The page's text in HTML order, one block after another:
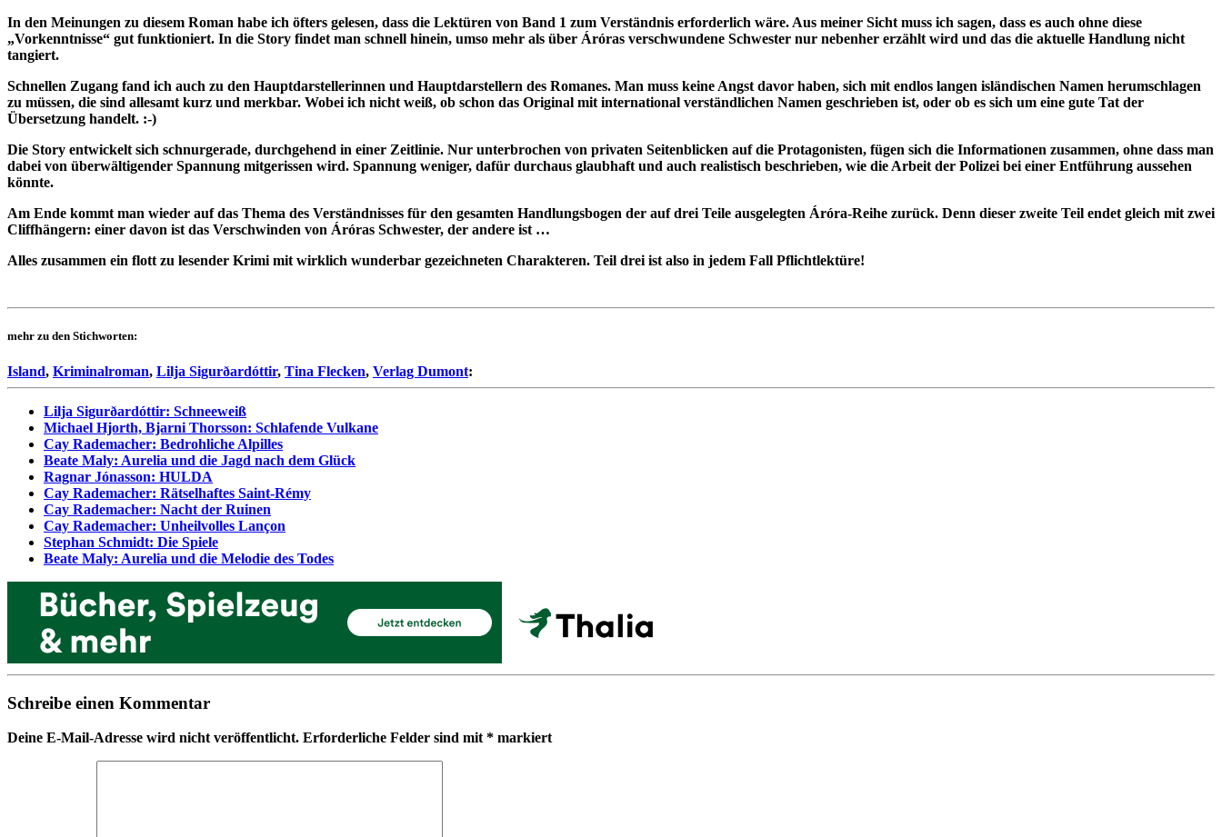
In den Meinungen zu diesem Roman habe ich öfters gelesen, dass die Lektüren von Band 1 zum Verständnis erforderlich wäre. Aus meiner Sicht muss ich sagen, dass es auch ohne diese
„Vorkenntnisse“ gut funktioniert. In die Story findet man schnell hinein, umso mehr als über Áróras verschwundene Schwester nur nebenher erzählt wird und das die aktuelle Handlung nicht
tangiert.
Schnellen Zugang fand ich auch zu den Hauptdarstellerinnen und Hauptdarstellern des Romanes. Man muss keine Angst davor haben, sich mit endlos langen isländischen Namen herumschlagen
zu müssen, die sind allesamt kurz und merkbar. Wobei ich nicht weiß, ob schon das Original mit international verständlichen Namen geschrieben ist, oder ob es sich um eine gute Tat der
Übersetzung handelt. :-)
Die Story entwickelt sich schnurgerade, durchgehend in einer Zeitlinie. Nur unterbrochen von privaten Seitenblicken auf die Protagonisten, fügen sich die Informationen zusammen, ohne dass man
dabei von überwältigender Spannung mitgerissen wird. Spannung weniger, dafür durchaus glaubhaft und auch realistisch beschrieben, wie die Arbeit der Polizei bei einer Entführung aussehen
könnte.
Am Ende kommt man wieder auf das Thema des Verständnisses für den gesamten Handlungsbogen der auf drei Teile ausgelegten Áróra-Reihe zurück. Denn dieser zweite Teil endet gleich mit zwei
Cliffhängern: einer davon ist das Verschwinden von Áróras Schwester, der andere ist …
Alles zusammen ein flott zu lesender Krimi mit wirklich wunderbar gezeichneten Charakteren. Teil drei ist also in jedem Fall Pflichtlektüre!
mehr zu den Stichworten:
Island, Kriminalroman, Lilja Sigurðardóttir, Tina Flecken, Verlag Dumont:
Lilja Sigurðardóttir: Schneeweiß
Michael Hjorth, Bjarni Thorsson: Schlafende Vulkane
Cay Rademacher: Bedrohliche Alpilles
Beate Maly: Aurelia und die Jagd nach dem Glück
Ragnar Jónasson: HULDA
Cay Rademacher: Rätselhaftes Saint-Rémy
Cay Rademacher: Nacht der Ruinen
Cay Rademacher: Unheilvolles Lançon
Stephan Schmidt: Die Spiele
Beate Maly: Aurelia und die Melodie des Todes
Schreibe einen Kommentar
Deine E-Mail-Adresse wird nicht veröffentlicht. Erforderliche Felder sind mit* markiert